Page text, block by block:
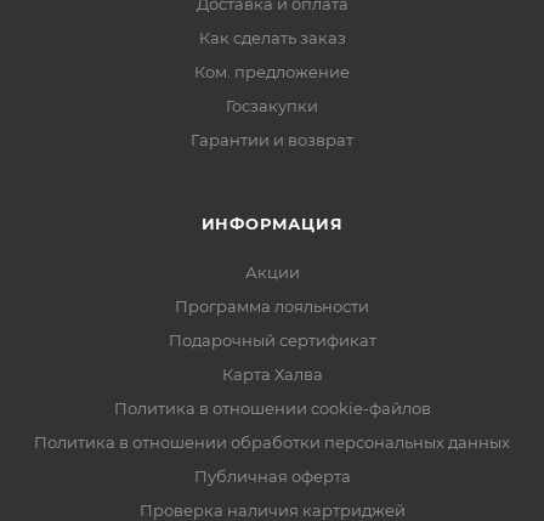
Как сделать заказ
Ком. предложение
Госзакупки
Гарантии и возврат
ИНФОРМАЦИЯ
Акции
Программа лояльности
Подарочный сертификат
Карта Халва
Политика в отношении cookie-файлов
Политика в отношении обработки персональных данных
Публичная оферта
Проверка наличия картриджей